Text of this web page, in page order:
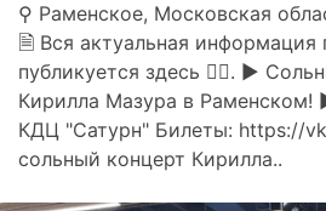
⚲ Раменское, Московская
🗎 Вся актуальная информация
публикуется здесь 👇🏻. ►
Кирилла Мазура в Раменском!
КДЦ "Сатурн" Билеты: https://
сольный концерт Кирилла..